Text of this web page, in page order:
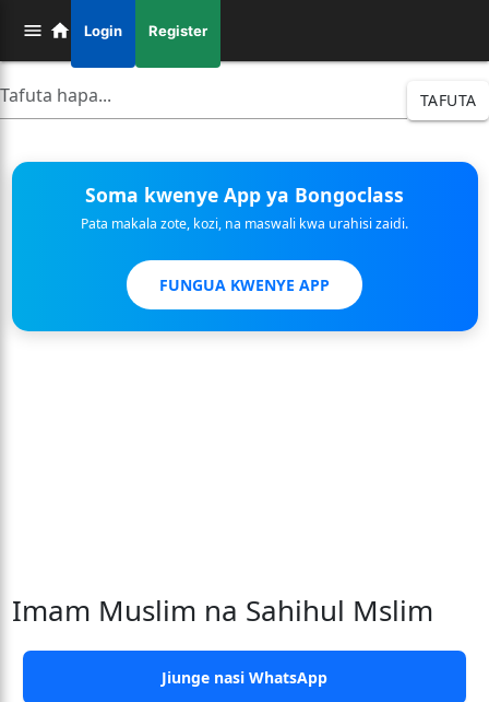
Login Register
TAFUTA
Soma kwenye App ya Bongoclass
Pata makala zote, kozi, na maswali kwa urahisi zaidi.
FUNGUA KWENYE APP
Imam Muslim na Sahihul Mslim
Jiunge nasi WhatsApp